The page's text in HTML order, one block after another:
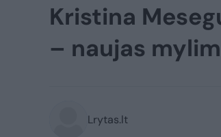
Kristina
– naujas
Lrytas.lt